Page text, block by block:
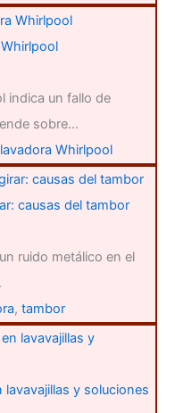
indica un fallo de
sobre…
lavadora Whirlpool
causas del tambor
ruido metálico en el
, tambor
y soluciones